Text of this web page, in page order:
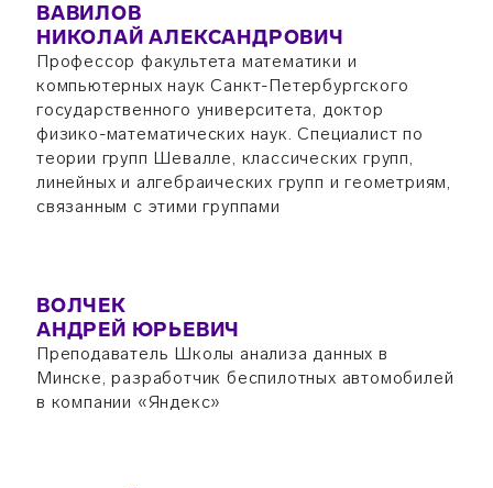
ВАВИЛОВ
НИКОЛАЙ АЛЕКСАНДРОВИЧ
Профессор факультета математики и
компьютерных наук Санкт-Петербургского
государственного университета, доктор
физико-математических наук. Специалист по
теории групп Шевалле, классических групп,
линейных и алгебраических групп и геометриям,
связанным с этими группами
ВОЛЧЕК
АНДРЕЙ ЮРЬЕВИЧ
Преподаватель Школы анализа данных в
Минске, разработчик беспилотных автомобилей
в компании «Яндекс»